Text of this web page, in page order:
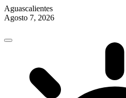
Aguascalientes
Agosto 7, 2026
content